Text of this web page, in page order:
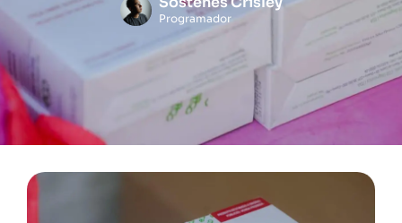
Programador